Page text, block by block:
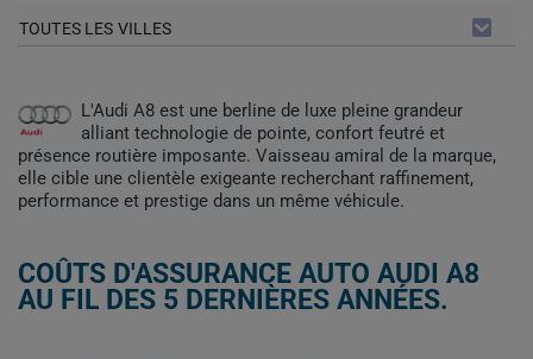
TOUTES LES VILLES
L'Audi A8 est une berline de luxe pleine grandeur
alliant technologie de pointe, confort feutré et
présence routière imposante. Vaisseau amiral de la marque,
elle cible une clientèle exigeante recherchant raffinement,
performance et prestige dans un même véhicule.
COÛTS D'ASSURANCE AUTO AUDI A8
AU FIL DES 5 DERNIÈRES ANNÉES.